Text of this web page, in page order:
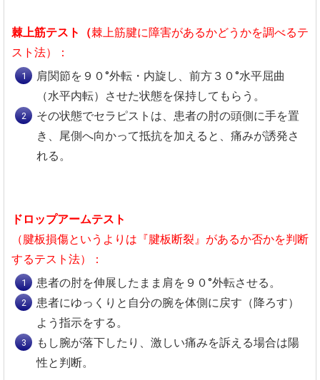
棘上筋テスト（棘上筋腱に障害があるかどうかを調べるテ
スト法）：
肩関節を９０°外転・内旋し、前方３０°水平屈曲
（水平内転）させた状態を保持してもらう。
その状態でセラピストは、患者の肘の頭側に手を置
き、尾側へ向かって抵抗を加えると、痛みが誘発さ
れる。
ドロップアームテスト
（腱板損傷というよりは『腱板断裂』があるか否かを判断
するテスト法）：
患者の肘を伸展したまま肩を９０°外転させる。
患者にゆっくりと自分の腕を体側に戻す（降ろす）
よう指示をする。
もし腕が落下したり、激しい痛みを訴える場合は陽
性と判断。